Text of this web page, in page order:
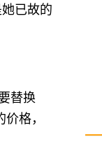
已故的
替换
格，